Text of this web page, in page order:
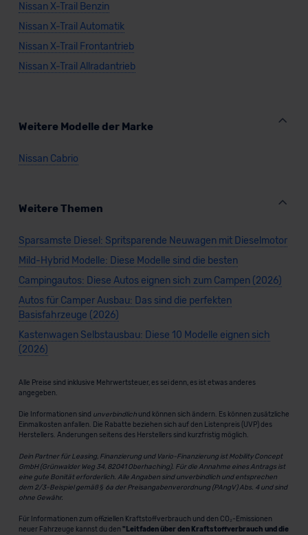
Nissan X-Trail Benzin
Nissan X-Trail Automatik
Nissan X-Trail Frontantrieb
Nissan X-Trail Allradantrieb
Weitere Modelle der Marke
Nissan Cabrio
Weitere Themen
Sparsamste Diesel: Spritsparende Neuwagen mit Dieselmotor
Mild-Hybrid Modelle: Diese Modelle sind die besten
Campingautos: Diese Autos eignen sich zum Campen (2026)
Autos für Camper Ausbau: Das sind die perfekten
Basisfahrzeuge (2026)
Kastenwagen Selbstausbau: Diese 10 Modelle eignen sich
(2026)
Alle Preise sind inklusive Mehrwertsteuer, es sei denn, es ist etwas anderes
angegeben.
Die Informationen sind unverbindlichund können sich ändern. Es können zusätzliche
Einmalkosten anfallen. Die Rabatte beziehen sich auf den Listenpreis (UVP) des
Herstellers. Änderungen seitens des Herstellers sind kurzfristig möglich.
Dein Partner für Leasing, Finanzierung und Vario-Finanzierung ist Mobility Concept
GmbH (Grünwalder Weg 34, 82041 Oberhaching). Für die Annahme eines Antrags ist
eine gute Bonität erforderlich. Alle Angaben sind unverbindlich und entsprechen
dem 2/3-Beispiel gemäß § 6a der Preisangabenverordnung (PAngV) Abs. 4 und sind
ohne Gewähr.
Für Informationen zum offiziellen Kraftstoffverbrauch und den CO₂-Emissionen
neuer Fahrzeuge kannst du den "Leitfaden über den Kraftstoffverbrauch und die